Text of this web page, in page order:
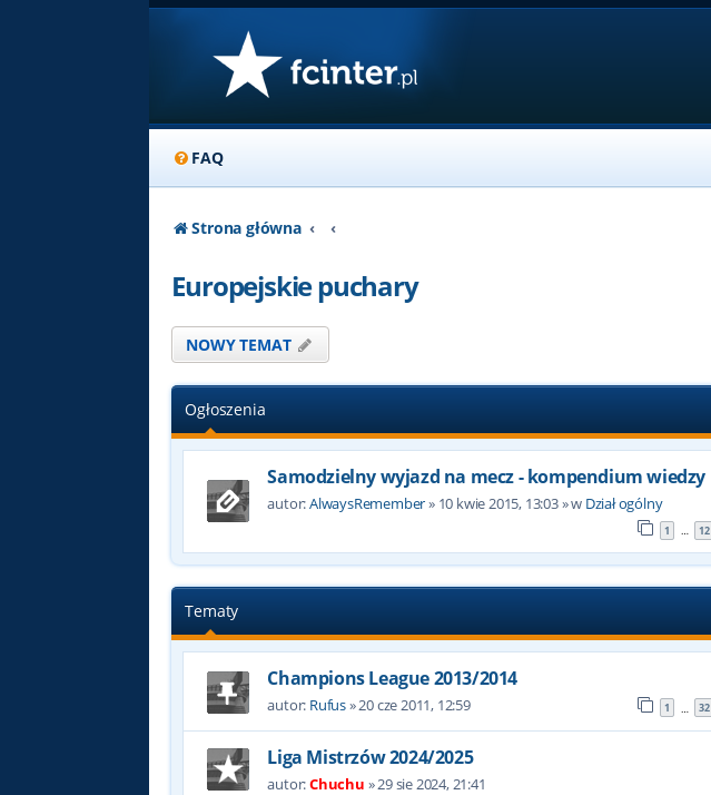
FAQ
Strona główna
Europejskie puchary
NOWY TEMAT
Ogłoszenia
Samodzielny wyjazd na mecz - kompendium wiedzy
autor:AlwaysRemember» 10 kwie 2015, 13:03» w Dział ogólny
1 … 12
Tematy
Champions League 2013/2014
autor: Rufus»20 cze 2011, 12:59 1 … 32
Liga Mistrzów 2024/2025
autor:Chuchu »29 sie 2024, 21:41